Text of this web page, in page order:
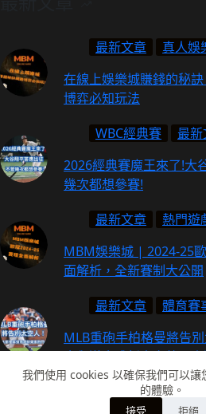
我們使用 cookies 以確保我們可以讓
的體驗。
接受 拒絕
最新文章
真人娛
在線上娛樂城賺錢的秘
博弈必知玩法
WBC經典賽
最
2026經典賽魔王來了!大
幾次都想參賽!
最新文章
熱門遊
MBM娛樂城 | 2024-25
面解析，全新賽制大公開
最新文章
體育賽
MLB重砲手柏格曼將告
會與道奇成新東家熱門
Copyright ©| Powered byMBM娛